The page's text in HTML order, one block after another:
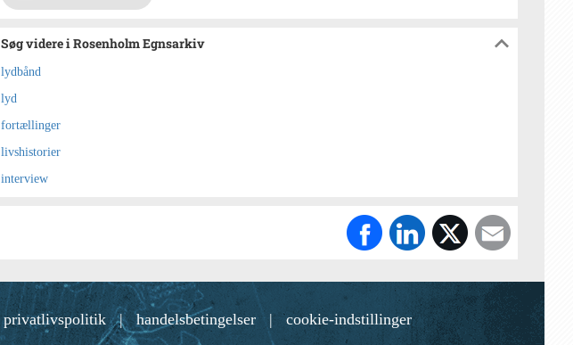
Søg videre i Rosenholm Egnsarkiv
lydbånd
lyd
fortællinger
livshistorier
interview
privatlivspolitik | handelsbetingelser | cookie-indstillinger